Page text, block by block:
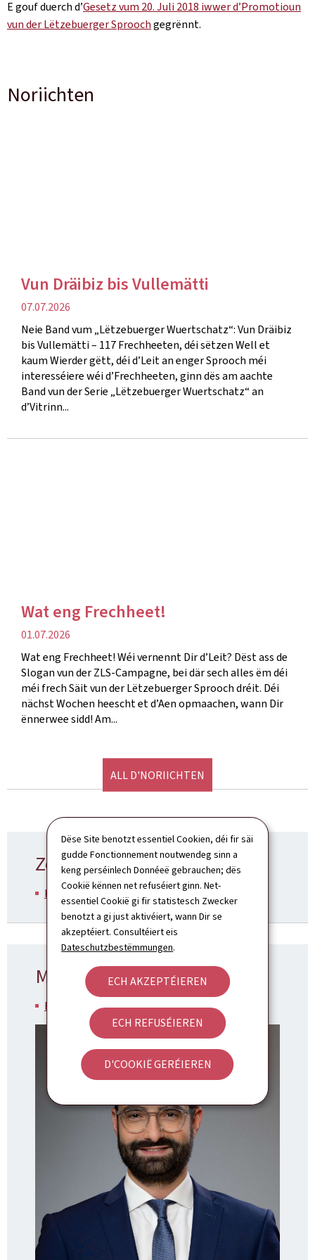
Dëse Site benotzt essentiel Cookien, déi fir säi
gudde Fonctionnement noutwendeg sinn a
keng perséinlech Donnéeë gebrauchen; dës
Cookië kënnen net refuséiert ginn. Net-
essentiel Cookië gi fir statistesch Zwecker
benotzt a gi just aktivéiert, wann Dir se
akzeptéiert. Consultéiert eis
Dateschutzbestëmmungen.
ECH AKZEPTÉIEREN
ECH REFUSÉIEREN
D'COOKIË GERÉIEREN
E gouf duerch d’Gesetz vum 20. Juli 2018 iwwer d’Promotioun
vun der Lëtzebuerger Sproochgegrënnt.
Noriichten
Vun Dräibiz bis Vullemätti
Verëffentlechungsdatum
07.07.2026
Neie Band vum „Lëtzebuerger Wuertschatz“: Vun Dräibiz
bis Vullemätti – 117 Frechheeten, déi sëtzen Well et
kaum Wierder gëtt, déi d’Leit an enger Sprooch méi
interesséiere wéi d’Frechheeten, ginn dës am aachte
Band vun der Serie „Lëtzebuerger Wuertschatz“ an
d’Vitrinn...
Wat eng Frechheet!
Verëffentlechungsdatum
01.07.2026
Wat eng Frechheet! Wéi vernennt Dir d’Leit? Dëst ass de
Slogan vun der ZLS-Campagne, bei där sech alles ëm déi
méi frech Säit vun der Lëtzebuerger Sprooch dréit. Déi
nächst Wochen heescht et d’Aen opmaachen, wann Dir
ënnerwee sidd! Am...
ALL D'NORIICHTEN
Zoustännege Ministère
Kulturministère
Minister
Eric Thill